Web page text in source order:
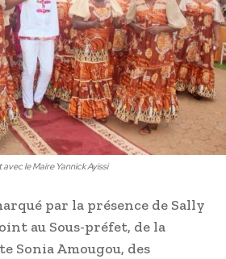
le Maire Yannick Ayissi
par la présence de Sally
au Sous-préfet, de la
Sonia Amougou, des